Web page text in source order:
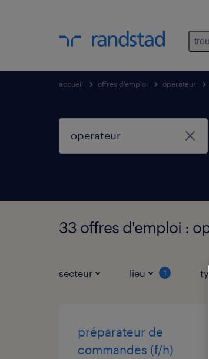
accueil offres d'emploi operateur
33 offres d'emploi :
secteur lieu 1
préparateur de
commandes (f/h)